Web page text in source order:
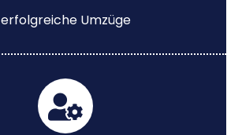
erfolgreiche Umzüge